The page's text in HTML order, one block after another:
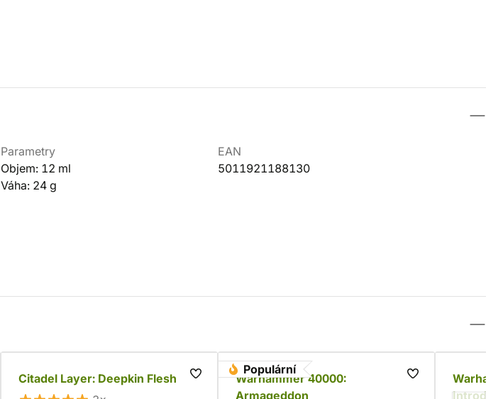
Parametry
Objem: 12 ml
Váha: 24 g
EAN
5011921188130
Citadel Layer: Deepkin Flesh
Populární
Warhammer 40000:
Armageddon